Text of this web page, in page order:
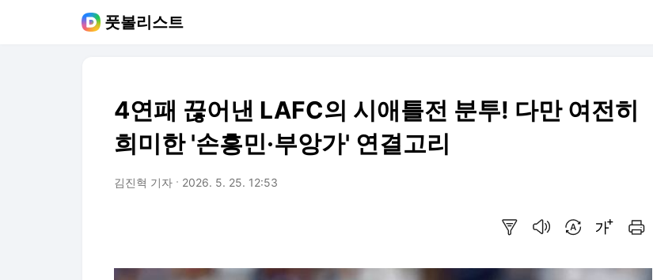
풋볼리스트
4연패 끊어낸 LAFC의 시애틀전 분투! 다만 여전히
희미한 '손흥민·부앙가' 연결고리
김진혁 기자 2026. 5. 25. 12:53